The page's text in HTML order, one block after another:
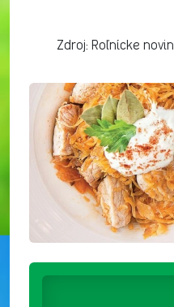
Zdroj: Roľnícke